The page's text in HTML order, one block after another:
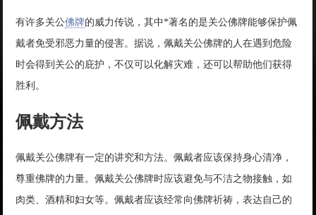
有许多关公佛牌的威力传说，其中*著名的是关公佛牌能够保护佩
戴者免受邪恶力量的侵害。据说，佩戴关公佛牌的人在遇到危险
时会得到关公的庇护，不仅可以化解灾难，还可以帮助他们获得
胜利。
佩戴方法
佩戴关公佛牌有一定的讲究和方法。佩戴者应该保持身心清净，
尊重佛牌的力量。佩戴关公佛牌时应该避免与不洁之物接触，如
肉类、酒精和妇女等。佩戴者应该经常向佛牌祈祷，表达自己的